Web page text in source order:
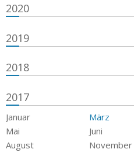
2020
2019
2018
2017
Januar März
Mai
Juni
August
November